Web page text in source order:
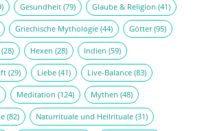
Gesundheit(79) Glaube & Religion (41)
Griechische Mythologie(44) Götter(95)
Hexen (28) Indien (59)
(29) Liebe(41) Live-Balance(83)
Meditation (124) Mythen (48)
(82) Naturrituale und Heilrituale(31)